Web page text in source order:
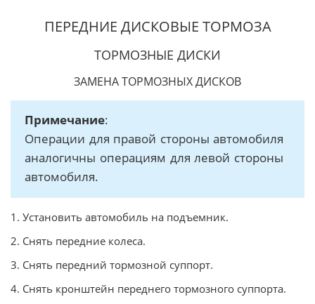
ПЕРЕДНИЕ ДИСКОВЫЕ ТОРМОЗА
ТОРМОЗНЫЕ ДИСКИ
ЗАМЕНА ТОРМОЗНЫХ ДИСКОВ
Примечание:
Операции для правой стороны автомобиля
аналогичны операциям для левой стороны
автомобиля.
1. Установить автомобиль на подъемник.
2. Снять передние колеса.
3. Снять передний тормозной суппорт.
4. Снять кронштейн переднего тормозного суппорта.